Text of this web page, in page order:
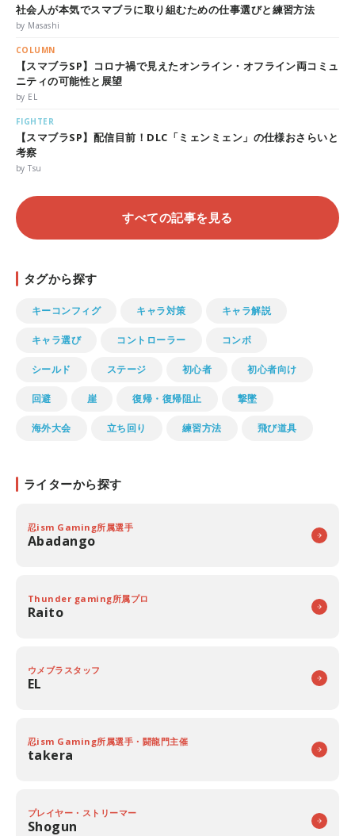
社会人が本気でスマブラに取り組むための仕事選びと練習方法
by Masashi
COLUMN
【スマブラSP】コロナ禍で見えたオンライン・オフライン両コミュ
ニティの可能性と展望
by EL
FIGHTER
【スマブラSP】配信目前！DLC「ミェンミェン」の仕様おさらいと
考察
by Tsu
すべての記事を見る
タグから探す
キーコンフィグ キャラ対策 キャラ解説
キャラ選び コントローラー コンボ
シールド ステージ 初心者 初心者向け
回避 崖 復帰・復帰阻止 撃墜
海外大会 立ち回り 練習方法 飛び道具
ライターから探す
忍ism Gaming所属選手
Abadango
Thunder gaming所属プロ
Raito
ウメブラスタッフ
EL
忍ism Gaming所属選手・闘龍門主催
takera
プレイヤー・ストリーマー
Shogun